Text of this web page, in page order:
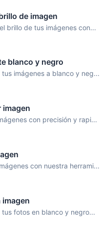
de imagen
brillo de tus imágenes con...
blanco y negro
tus imágenes a blanco y neg...
imagen
con precisión y rapi...
con nuestra herrami...
imagen
tus fotos en blanco y negro...